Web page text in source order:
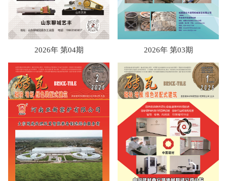
2026年 第04期 2026年 第03期